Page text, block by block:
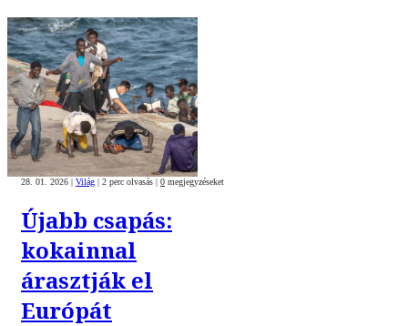
28. 01. 2026 | Világ | 2 perc olvasás | 0 megjegyzéseket
Újabb csapás:
kokainnal
árasztják el
Európát